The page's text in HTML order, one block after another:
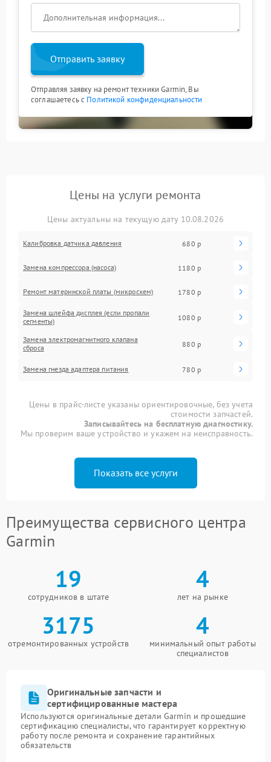
Отправить заявку
Отправляя заявку на ремонт техники Garmin, Вы
соглашаетесь с Политикой конфиденциальности
Цены на услуги ремонта
Цены актуальны на текущую дату 10.08.2026
Калибровка датчика давления 680 р
Замена компрессора (насоса) 1180 р
Ремонт материнской платы (микросхем) 1780 р
Замена шлейфа дисплея (если пропали
сегменты)
1080 р
Замена электромагнитного клапана
сброса
880 р
Замена гнезда адаптера питания 780 р
Цены в прайс-листе указаны ориентировочные, без учета
стоимости запчастей.
Записывайтесь на бесплатную диагностику.
Мы проверим ваше устройство и укажем на неисправность.
Показать все услуги
Преимущества сервисного центра
Garmin
19
сотрудников в штате
4
лет на рынке
3175
отремонтированных устройств
4
минимальный опыт работы
специалистов
Оригинальные запчасти и
сертифицированные мастера
Используются оригинальные детали Garmin и прошедшие
сертификацию специалисты, что гарантирует корректную
работу после ремонта и сохранение гарантийных
обязательств